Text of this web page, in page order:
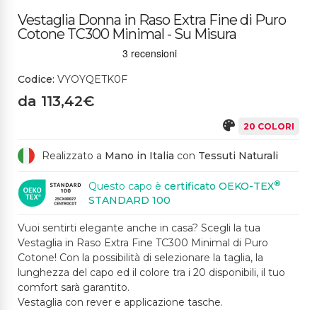
523SP VERDE BOTTI
992CH TORTORA CHI
499CH GRIGIO CHIAR
494CS AVIO 490M CIPRIA SCURO
371SP BORDEAUX
Vestaglia Donna in Raso Extra Fine di Puro
Cotone TC300 Minimal - Su Misura
Codice: VYOYQETK0F
da 113,42€
20 COLORI
Realizzato a Mano in Italia con Tessuti Naturali
Questo capo è certificato OEKO-TEX®
STANDARD 100
Vuoi sentirti elegante anche in casa? Scegli la tua
Vestaglia in Raso Extra Fine TC300 Minimal di Puro
Cotone! Con la possibilità di selezionare la taglia, la
lunghezza del capo ed il colore tra i 20 disponibili, il tuo
comfort sarà garantito.
Vestaglia con rever e applicazione tasche.